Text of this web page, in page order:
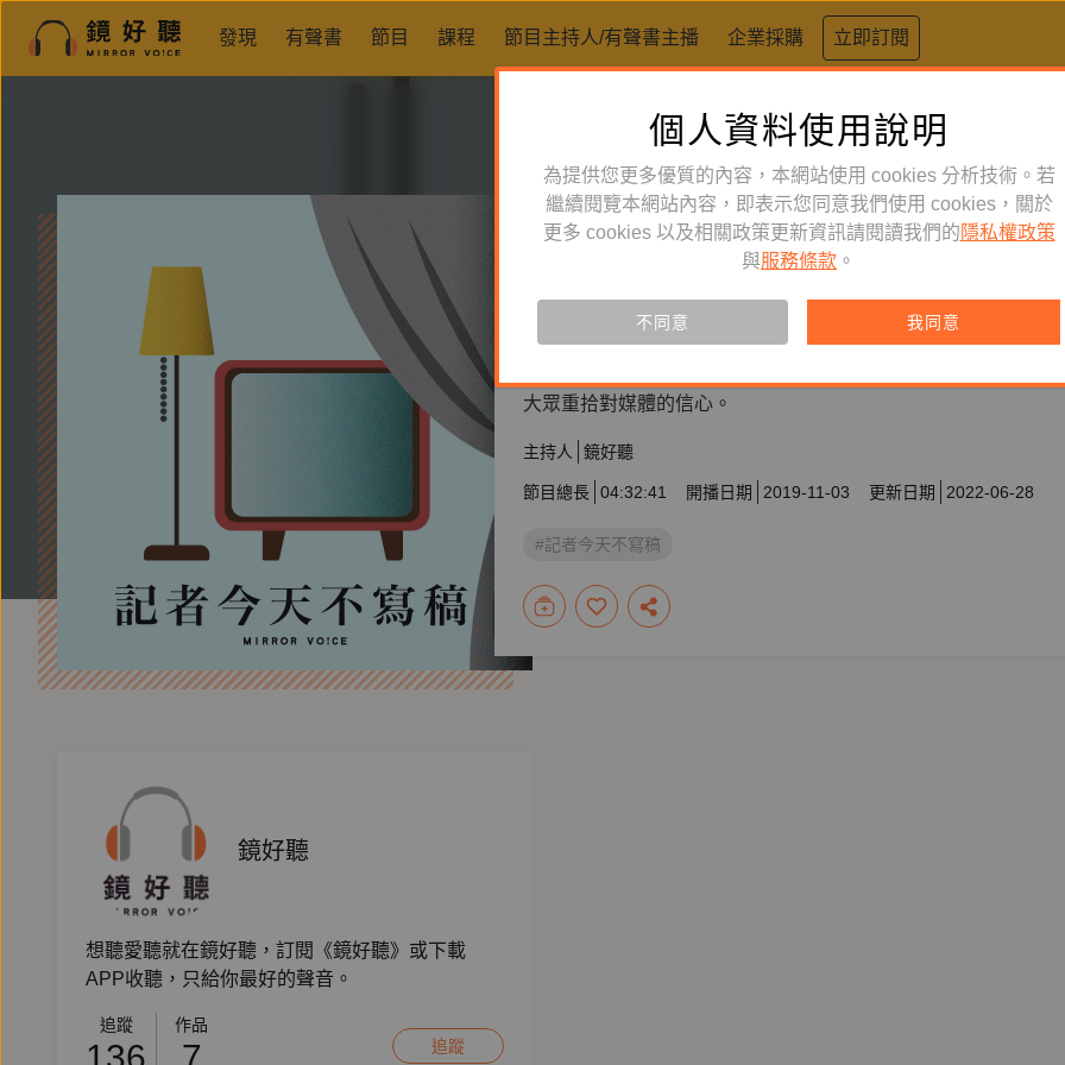
發現 有聲書 節目 課程 節目主持人/有聲書主播 企業採購 立即訂閱
記者今天不寫稿
大眾重拾對媒體的信心。
主持人 鏡好聽
節目總長 04:32:41 開播日期 2019-11-03 更新日期 2022-06-28
#記者今天不寫稿
鏡好聽
想聽愛聽就在鏡好聽，訂閱《鏡好聽》或下載
APP收聽，只給你最好的聲音。
追蹤 作品
追蹤
個人資料使用說明
為提供您更多優質的內容，本網站使用 cookies 分析技術。若
繼續閱覽本網站內容，即表示您同意我們使用 cookies，關於
更多 cookies 以及相關政策更新資訊請閱讀我們的 隱私權政策
與服務條款 。
不同意 我同意